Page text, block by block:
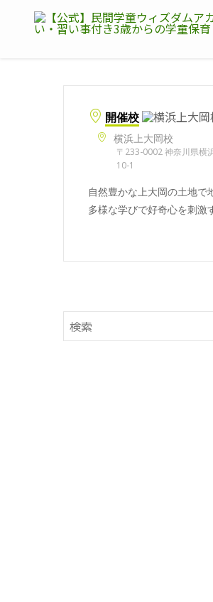
開催校
横浜上大岡校
〒233-0002 神奈川県横
10-1
自然豊かな上大岡の土地で
多様な学びで好奇心を刺激